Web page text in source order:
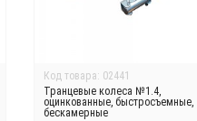
Код товара: 02441
Транцевые колеса №1.4,
оцинкованные, быстросъемные,
бескамерные